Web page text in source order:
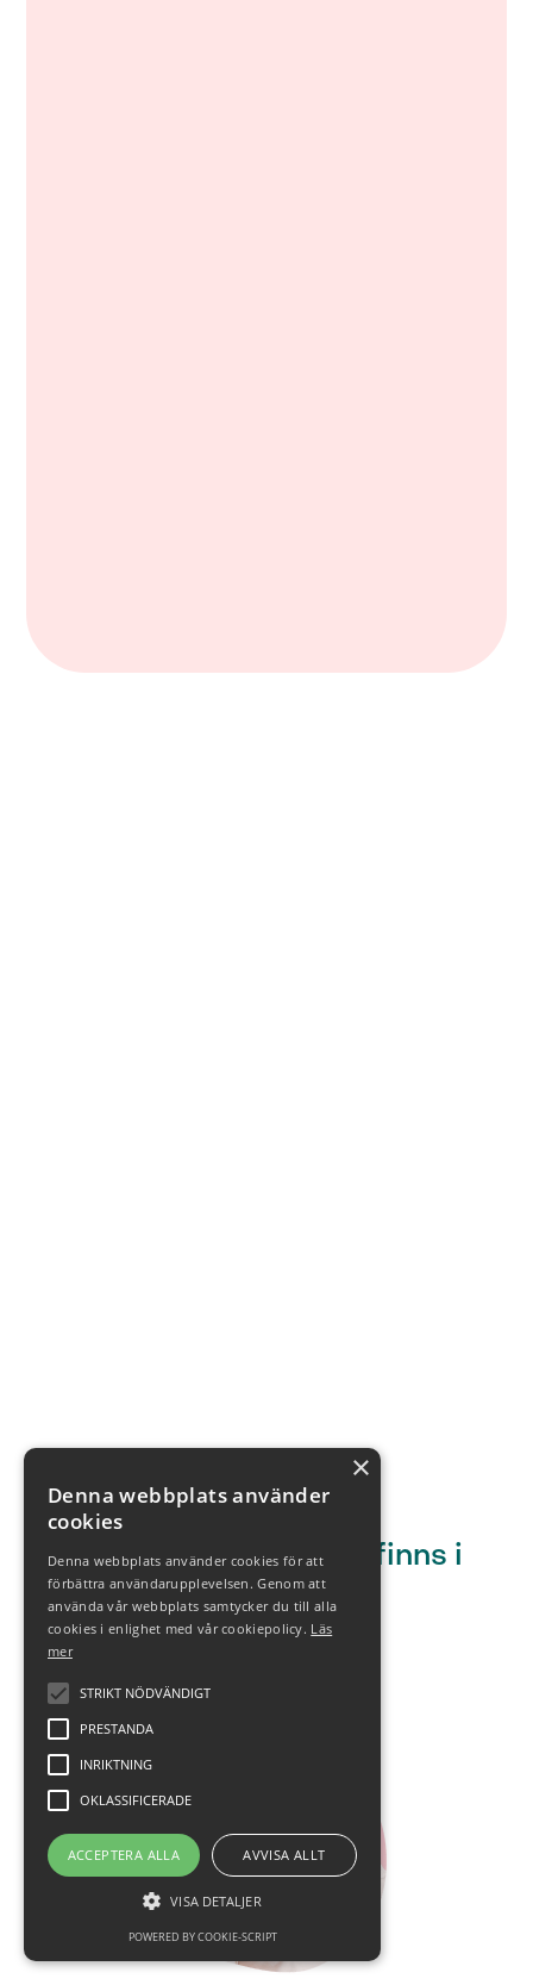
Gubbes verksamhet finns i
hela Sverige
Hur går det till?
×
Denna webbplats använder
cookies
Denna webbplats använder cookies för att
förbättra användarupplevelsen. Genom att
använda vår webbplats samtycker du till alla
cookies i enlighet med vår cookiepolicy. Läs
mer
STRIKT NÖDVÄNDIGT
PRESTANDA
INRIKTNING
OKLASSIFICERADE
ACCEPTERA ALLA AVVISA ALLT
VISA DETALJER
POWERED BY COOKIE-SCRIPT